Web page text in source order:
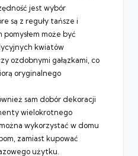
jest wybór
są z reguły tańsze i
może być
kwiatów
ozdobnymi gałązkami, co
oryginalnego
sam dobór dekoracji
wielokrotnego
wykorzystać w domu
zamiast kupować
użytku.